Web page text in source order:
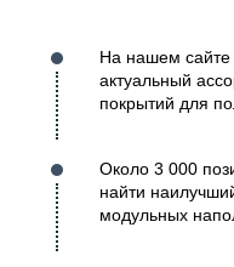
На нашем сайте
актуальный
покрытий для
Около 3 000
найти
модульных